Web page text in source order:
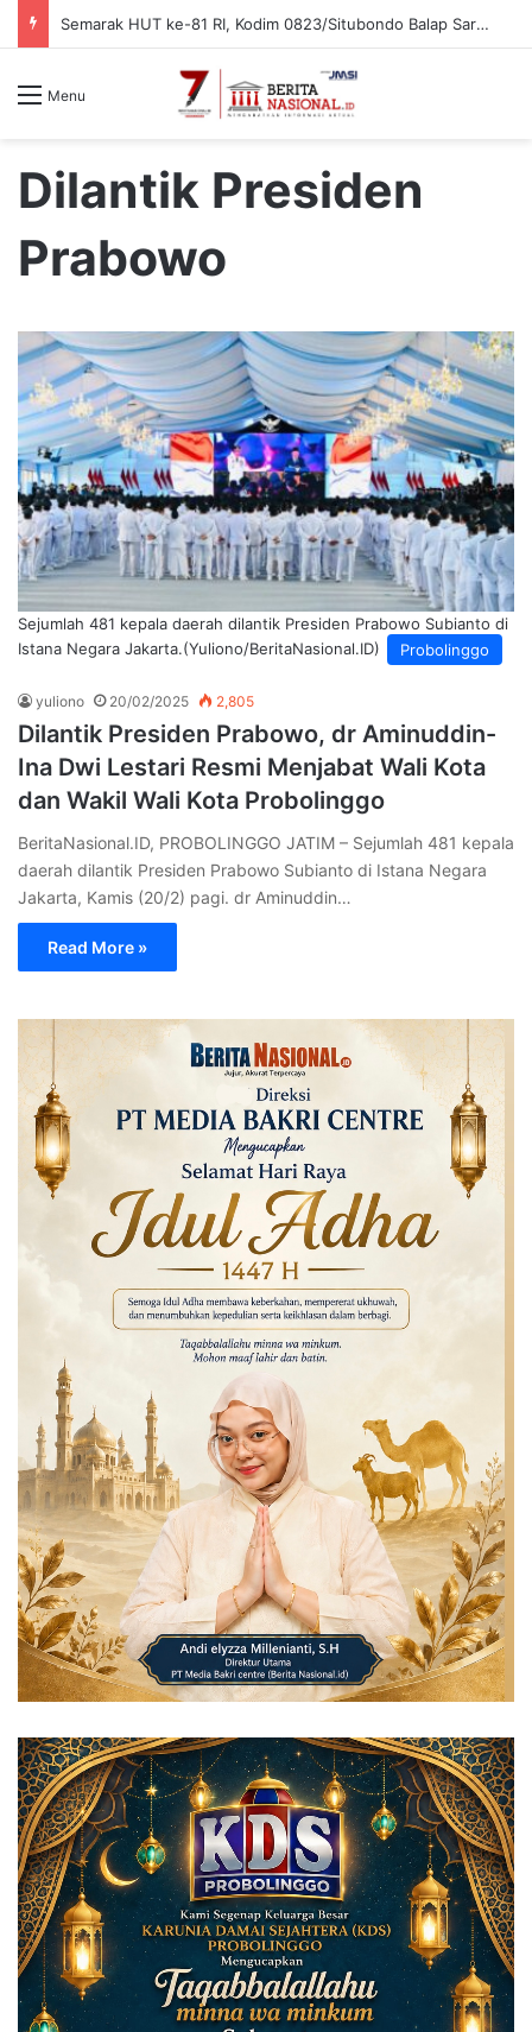
Semarak HUT ke-81 RI, Kodim 0823/Situbondo Balap Sarung Hingga Lomba Bongkar Senjata
Menu
Dilantik Presiden
Prabowo
Probolinggo
Sejumlah 481 kepala daerah dilantik Presiden Prabowo Subianto di
Istana Negara Jakarta.(Yuliono/BeritaNasional.ID)
yuliono 20/02/2025 2,805
Dilantik Presiden Prabowo, dr Aminuddin-
Ina Dwi Lestari Resmi Menjabat Wali Kota
dan Wakil Wali Kota Probolinggo
BeritaNasional.ID, PROBOLINGGO JATIM – Sejumlah 481 kepala
daerah dilantik Presiden Prabowo Subianto di Istana Negara
Jakarta, Kamis (20/2) pagi. dr Aminuddin…
Read More »